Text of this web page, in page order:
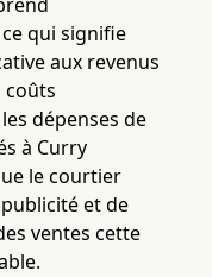
qui signifie
aux revenus
coûts
dépenses de
à Curry
le courtier
et de
ventes cette